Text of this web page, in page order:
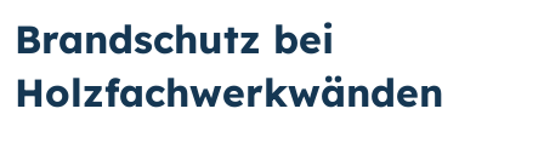
Brandschutz bei
Holzfachwerkwänden